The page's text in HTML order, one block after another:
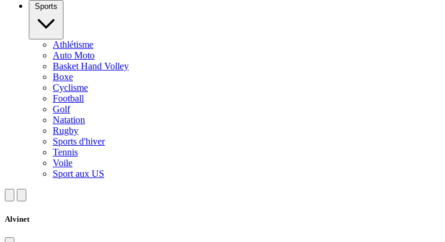
Sports
Athlétisme
Auto Moto
Basket Hand Volley
Boxe
Cyclisme
Football
Golf
Natation
Rugby
Sports d'hiver
Tennis
Voile
Sport aux US
Alvinet